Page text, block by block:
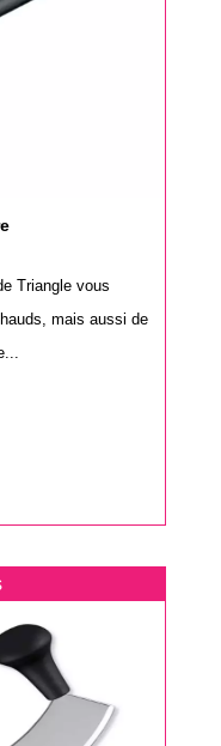
Triangle vous
mais aussi de